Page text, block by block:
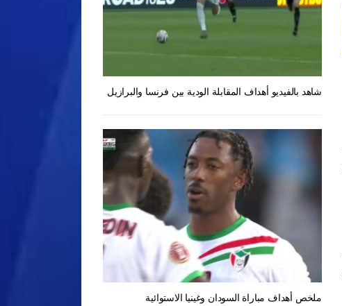
شاهد بالفيديو أهداف المقابلة الودية بين فرنسا والبرازيل
ملخص أهداف مباراة السودان وغينيا الاستوائية